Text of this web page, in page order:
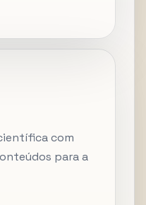
com
para a